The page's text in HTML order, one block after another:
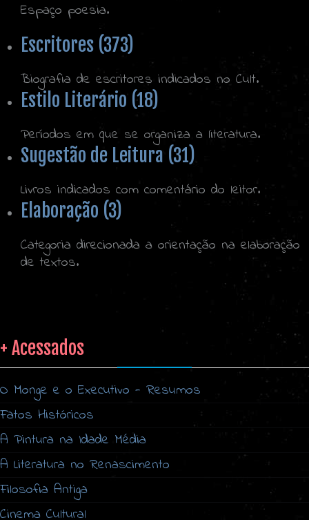
Espaço poesia.
Escritores (373)
Biografia de escritores indicados no Cult.
Estilo Literário (18)
Períodos em que se organiza a literatura.
Sugestão de Leitura (31)
Livros indicados com comentário do leitor.
Elaboração (3)
Categoria direcionada a orientação na elaboração
de textos.
+ Acessados
O Monge e o Executivo - Resumos
Fatos Históricos
A Pintura na Idade Média
A Literatura no Renascimento
Filosofia Antiga
Cinema Cultural